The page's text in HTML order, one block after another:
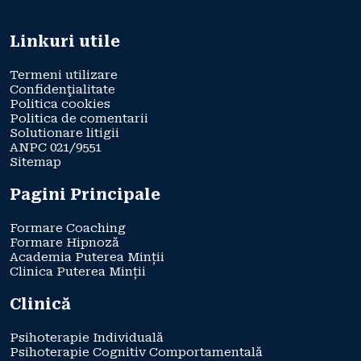
Linkuri utile
Termeni utilizare
Confidenţialitate
Politica cookies
Politica de comentarii
Solutionare litigii
ANPC 021/9551
Sitemap
Pagini Principale
Formare Coaching
Formare Hipnoză
Academia Puterea Minții
Clinica Puterea Minții
Clinică
Psihoterapie Individuală
Psihoterapie Cognitiv Comportamentală